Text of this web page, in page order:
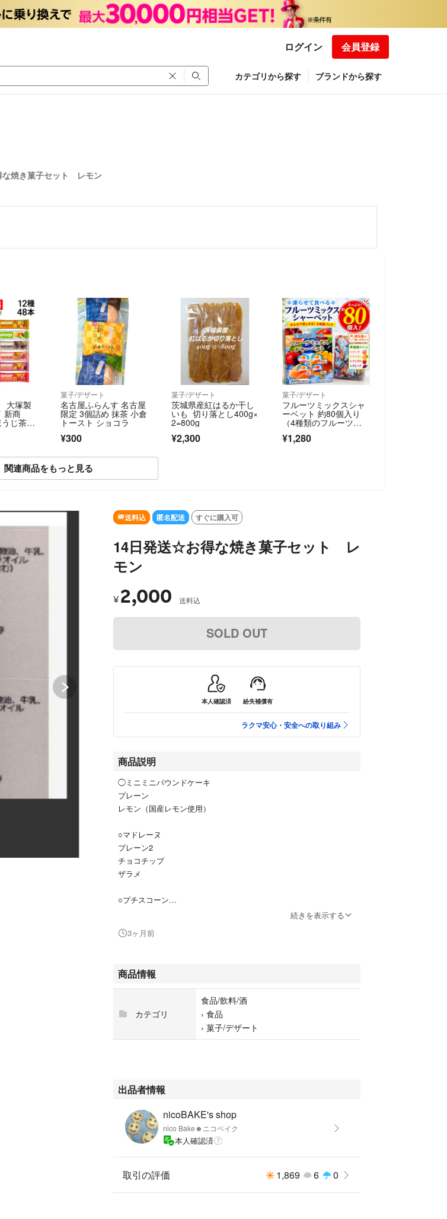
ログイン 会員登録
カテゴリから探す ブランドから探す
焼き菓子セット レモン
大塚製
新商
じ茶入
計48
ソー
菓子/デザート
名古屋ふらんす 名古屋
限定 3個詰め 抹茶 小倉
トースト ショコラ
¥300
菓子/デザート
茨城県産紅はるか干し
いも 切り落とし400g×
2=800g
¥2,300
菓子/デザート
フルーツミックスシャ
ーベット 約80個入り
（4種類のフルーツ
味）
¥1,280
関連商品をもっと見る
SOLD OUT
送料込 匿名配送 すぐに購入可
14日発送☆お得な焼き菓子セット レ
モン
¥ 2,000 送料込
SOLD OUT
本人確認済 紛失補償有
ラクマ安心・安全への取り組み
商品説明
◯ミニミニパウンドケーキ
プレーン
レモン（国産レモン使用）
○マドレーヌ
プレーン2
チョコチップ
ザラメ
○プチスコーン
チョコチップ
プレーン
※製作状況により2.3日程発送が早まる可能性がございます。
賞味期限
クッキー 発送日より常温で15日
その他焼き菓子 発送日より10日
発送日が製品の製造日です。
続きを表示する
3ヶ月前
商品情報
カテゴリ
食品/飲料/酒
› 食品
› 菓子/デザート
出品者情報
nicoBAKE's shop
nico Bake☻ニコベイク
本人確認済
取引の評価 1,869 6 0